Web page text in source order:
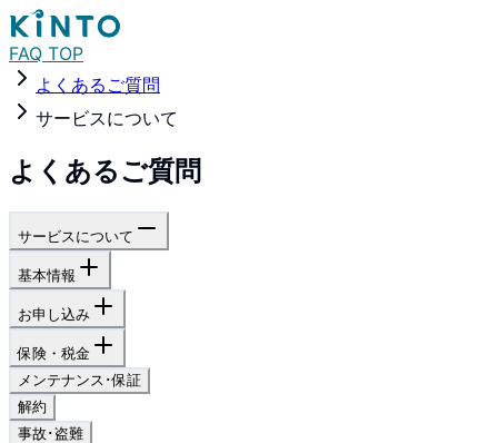
FAQ TOP
よくあるご質問
サービスについて
よくあるご質問
サービスについて
基本情報
お申し込み
保険・税金
メンテナンス･保証
解約
事故･盗難